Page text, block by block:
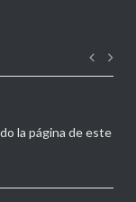
de
la página de este